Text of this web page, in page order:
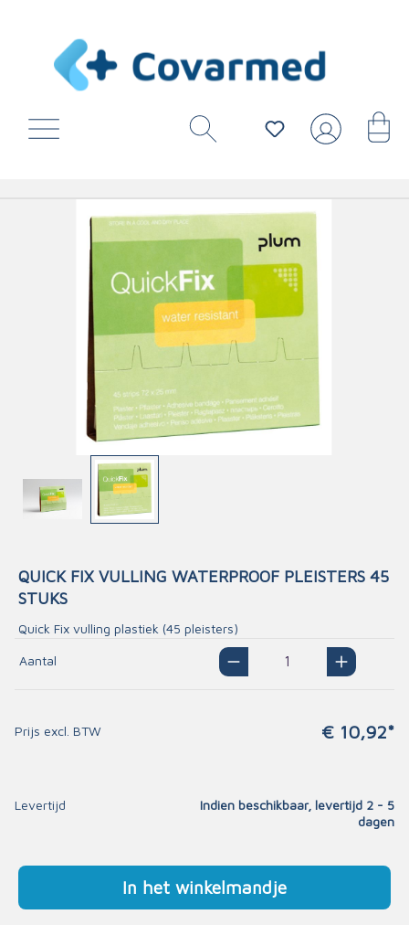
QUICK FIX VULLING WATERPROOF PLEISTERS 45
STUKS
Quick Fix vulling plastiek (45 pleisters)
Aantal
Prijs excl. BTW € 10,92*
Levertijd
Indien beschikbaar, levertijd 2 - 5
dagen
In het winkelmandje